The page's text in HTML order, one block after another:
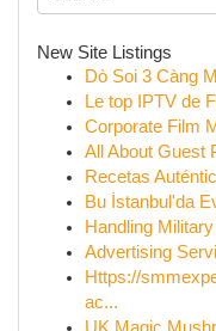
New Site Listings
Dò Soi 3 Càng
Le top IPTV de
Corporate Film
All About Guest
Recetas
Bu İstanbul'da
Handling
Advertising
Https://
ac...